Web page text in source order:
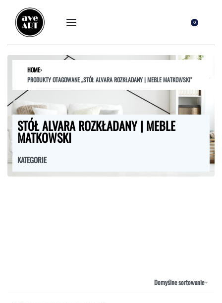
0
HOME›
PRODUKTY OTAGOWANE „STÓŁ ALVARA ROZKŁADANY | MEBLE MATKOWSKI”
STÓŁ ALVARA ROZKŁADANY | MEBLE
MATKOWSKI
KATEGORIE
Domyślne sortowanie